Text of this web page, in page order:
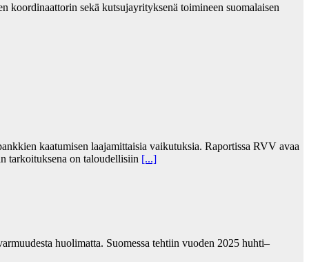
koordinaattorin sekä kutsujayrityksenä toimineen suomalaisen
kaatumisen laajamittaisia vaikutuksia. Raportissa RVV avaa
tarkoituksena on taloudellisiin [...]
huolimatta. Suomessa tehtiin vuoden 2025 huhti–